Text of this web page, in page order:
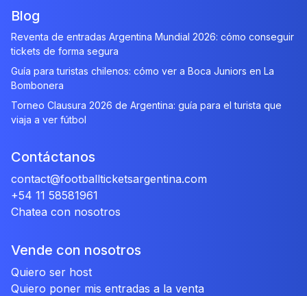
Blog
Reventa de entradas Argentina Mundial 2026: cómo conseguir
tickets de forma segura
Guía para turistas chilenos: cómo ver a Boca Juniors en La
Bombonera
Torneo Clausura 2026 de Argentina: guía para el turista que
viaja a ver fútbol
Contáctanos
contact@footballticketsargentina.com
+54 11 58581961
Chatea con nosotros
Vende con nosotros
Quiero ser host
Quiero poner mis entradas a la venta